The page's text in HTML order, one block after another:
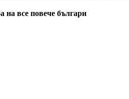
на все повече българи